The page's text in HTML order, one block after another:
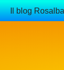
Il blog Rosalba